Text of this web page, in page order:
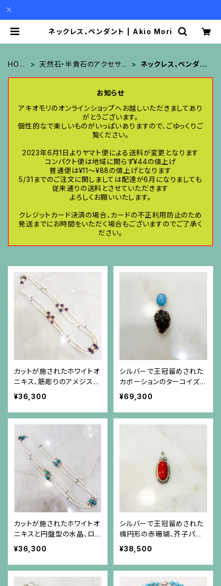
ネックレス、ペンダント | Akio Mori
HOM
天然石・半貴石のアクセサリ
ネックレス、ペンダン
お知らせ
アキオモリのオンラインショップへお越しいただきましてあり
がとうございます。
個性的なで楽しいものがいっぱいありますので、ごゆっくりご
覧ください。
2023年6月1日よりヤマト便による送料が変更となります
コンパクト便は地域に関らず¥44の値上げ
普通便は¥11〜¥88の値上げとなります
5/31までのご注文に関しましては配達が6月になりましても
従来通りの送料とさせていただきます
よろしくお願いいたします。
クレジットカード決済の場合、カードの不正利用防止のため
発送までにお時間をいただく場合もございますのでご了承く
ださい。
カットが施されたホワイトオ
ニキス、筋彫りのアメジス
ト、真珠とロンデルのロング
ネックレス
¥36,300
シルバーで王冠留めされた
カボーションのターコイズと
葉の形と彫りのトルマリンの
ペンダント（チェーン別）
¥69,300
カットが施されたホワイトオ
ニキスと円盤型の水晶、ロン
デル、彫りが施されたターコ
イズのロングネックレス
¥36,300
シルバーで王冠留めされた
楕円形の赤珊瑚、芥子パー
ルのペンダント（チェーン別）
¥38,500